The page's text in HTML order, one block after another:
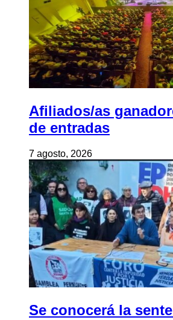
Afiliados/as
de entradas
7 agosto, 2026
Se conocerá la